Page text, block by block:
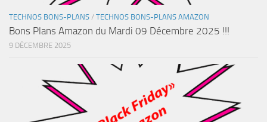
TECHNOS BONS-PLANS / TECHNOS BONS-PLANS AMAZON
Bons Plans Amazon du Mardi 09 Décembre 2025 !!!
9 DÉCEMBRE 2025